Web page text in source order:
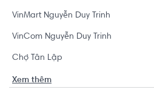
VinMart Nguyễn Duy Trinh
VinCom Nguyễn Duy Trinh
Chợ Tân Lập
Xem thêm